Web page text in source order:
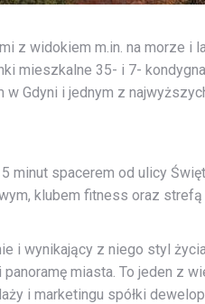
z widokiem m.in. na morze i
mieszkalne 35- i 7-
w Gdyni i jednym z
spacerem od ulicy
klubem fitness oraz
i wynikający z niego styl
miasta. To jeden z
i marketingu spółki